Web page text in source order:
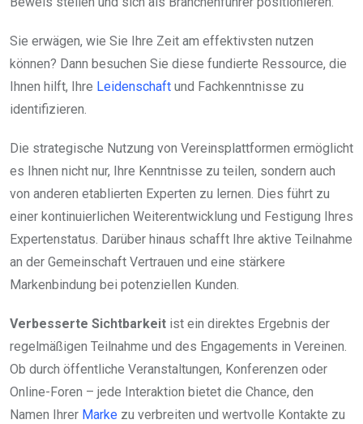
Sie erwägen, wie Sie Ihre Zeit am effektivsten nutzen
können? Dann besuchen Sie diese fundierte Ressource, die
Ihnen hilft, Ihre Leidenschaft und Fachkenntnisse zu
identifizieren.
Die strategische Nutzung von Vereinsplattformen ermöglicht
es Ihnen nicht nur, Ihre Kenntnisse zu teilen, sondern auch
von anderen etablierten Experten zu lernen. Dies führt zu
einer kontinuierlichen Weiterentwicklung und Festigung Ihres
Expertenstatus. Darüber hinaus schafft Ihre aktive Teilnahme
an der Gemeinschaft Vertrauen und eine stärkere
Markenbindung bei potenziellen Kunden.
Verbesserte Sichtbarkeit ist ein direktes Ergebnis der
regelmäßigen Teilnahme und des Engagements in Vereinen.
Ob durch öffentliche Veranstaltungen, Konferenzen oder
Online-Foren – jede Interaktion bietet die Chance, den
Namen Ihrer Marke zu verbreiten und wertvolle Kontakte zu